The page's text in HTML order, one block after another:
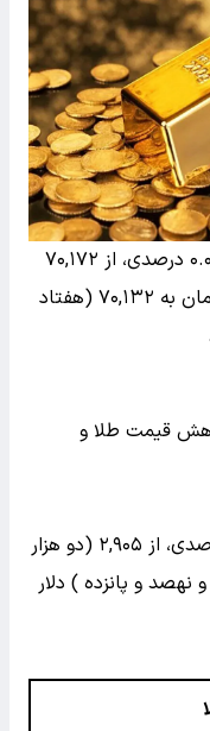
امروز قیمت دلار مبادله ای با کاهش ۰.۰۶ درصدی، از ۷۰,۱۷۲
(هفتاد هزار و یکصد و هفتاد و دو ) تومان به ۷۰,۱۳۲ (هفتاد
قیمت‌‌‌ طلا و
هر اونس طلا امروز با افزایش ۰.۳۴ درصدی، از ۲,۹۰۵ (دو هزار
به ۲,۹۱۵ (دو هزار و نهصد و پانزده ) دلار